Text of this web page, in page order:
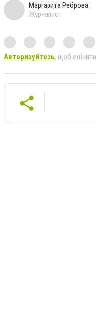
Маргарита Реброва
Журналист
Авторизуйтесь, щоб оцінити